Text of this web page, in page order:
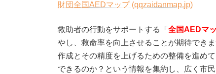
財団全国AEDマップ (qqzaidanmap.jp)
救助者の行動をサポートする「 全国AEDマ
やし、救命率を向上させることが期待でき
作成とその精度を上げるための整備を進め
できるのか？という情報を集約し、広く市